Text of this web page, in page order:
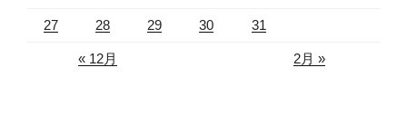
27 28 29 30 31
« 12月 2月 »